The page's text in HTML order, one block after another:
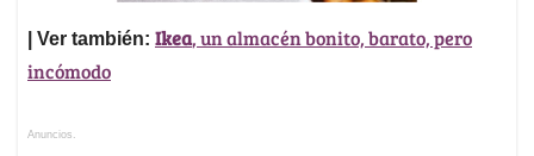
| Ver también: Ikea, un almacén bonito, barato, pero
incómodo
Anuncios.